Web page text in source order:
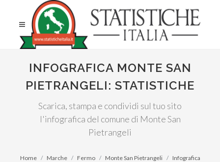
INFOGRAFICA MONTE SAN
PIETRANGELI: STATISTICHE
Scarica, stampa e condividi sul tuo sito
l'infografica del comune di Monte San
Pietrangeli
Home Marche Fermo Monte San Pietrangeli Infografica